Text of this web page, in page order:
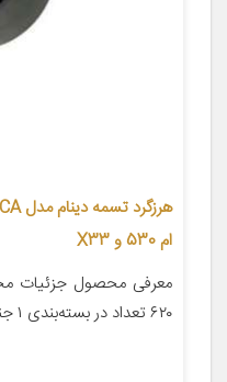
ام 530 و X33
معرفی محصول جزئیات
۶۲۰ تعداد در بسته‌بندی ۱ جنس کالا پلاستیک